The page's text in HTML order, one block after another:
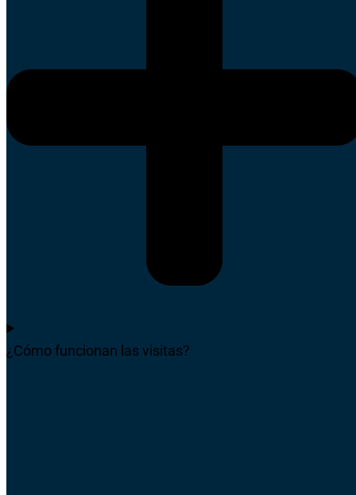
¿Cómo funcionan las visitas?